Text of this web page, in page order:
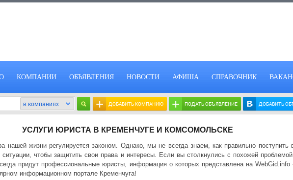
КОМПАНИИ ОБЪЯВЛЕНИЯ НОВОСТИ АФИША СПРАВОЧНИК
+ ДОБАВИТЬ КОМПАНИЮ + ПОДАТЬ ОБЪЯВЛЕНИЕ ДОБАВИТЬ
УСЛУГИ ЮРИСТА В КРЕМЕНЧУГЕ И КОМСОМОЛЬСКЕ
нашей жизни регулируется законом. Однако, мы не всегда знаем, как правильно поступить
ситуации, чтобы защитить свои права и интересы. Если вы столкнулись с похожей
придут профессиональные юристы, информация о которых представлена на WebGid.info
информационном портале Кременчуга!